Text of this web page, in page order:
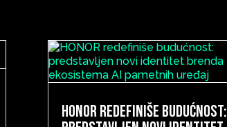
HONOR redefiniše budućnost: